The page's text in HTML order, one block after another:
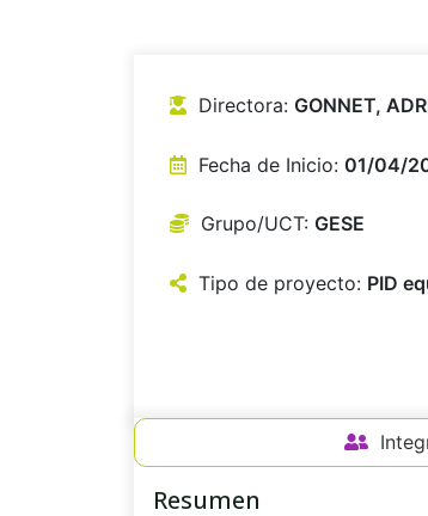
Directora: GONNET,
Fecha de Inicio: 01/04/
Grupo/UCT: GESE
Tipo de proyecto: PID
Resumen